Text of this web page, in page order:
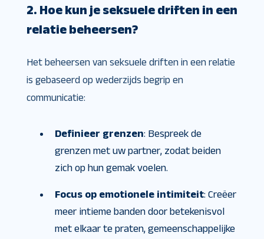
2. Hoe kun je seksuele driften in een
relatie beheersen?
Het beheersen van seksuele driften in een relatie
is gebaseerd op wederzijds begrip en
communicatie:
Definieer grenzen: Bespreek de
grenzen met uw partner, zodat beiden
zich op hun gemak voelen.
Focus op emotionele intimiteit: Creëer
meer intieme banden door betekenisvol
met elkaar te praten, gemeenschappelijke